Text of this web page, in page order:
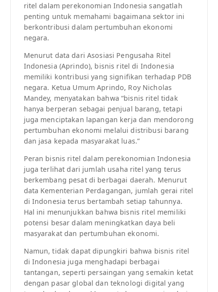
ritel dalam perekonomian Indonesia sangatlah
penting untuk memahami bagaimana sektor ini
berkontribusi dalam pertumbuhan ekonomi
negara.
Menurut data dari Asosiasi Pengusaha Ritel
Indonesia (Aprindo), bisnis ritel di Indonesia
memiliki kontribusi yang signifikan terhadap PDB
negara. Ketua Umum Aprindo, Roy Nicholas
Mandey, menyatakan bahwa “bisnis ritel tidak
hanya berperan sebagai penjual barang, tetapi
juga menciptakan lapangan kerja dan mendorong
pertumbuhan ekonomi melalui distribusi barang
dan jasa kepada masyarakat luas.”
Peran bisnis ritel dalam perekonomian Indonesia
juga terlihat dari jumlah usaha ritel yang terus
berkembang pesat di berbagai daerah. Menurut
data Kementerian Perdagangan, jumlah gerai ritel
di Indonesia terus bertambah setiap tahunnya.
Hal ini menunjukkan bahwa bisnis ritel memiliki
potensi besar dalam meningkatkan daya beli
masyarakat dan pertumbuhan ekonomi.
Namun, tidak dapat dipungkiri bahwa bisnis ritel
di Indonesia juga menghadapi berbagai
tantangan, seperti persaingan yang semakin ketat
dengan pasar global dan teknologi digital yang